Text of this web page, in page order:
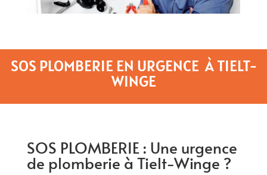
SOS PLOMBERIE EN URGENCE À TIELT-
WINGE
SOS PLOMBERIE : Une urgence
de plomberie à Tielt-Winge ?